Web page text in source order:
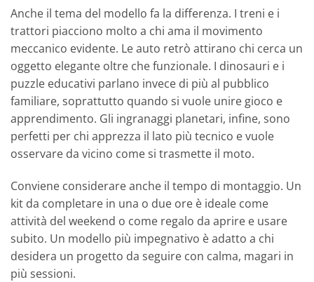
Anche il tema del modello fa la differenza. I treni e i
trattori piacciono molto a chi ama il movimento
meccanico evidente. Le auto retrò attirano chi cerca un
oggetto elegante oltre che funzionale. I dinosauri e i
puzzle educativi parlano invece di più al pubblico
familiare, soprattutto quando si vuole unire gioco e
apprendimento. Gli ingranaggi planetari, infine, sono
perfetti per chi apprezza il lato più tecnico e vuole
osservare da vicino come si trasmette il moto.
Conviene considerare anche il tempo di montaggio. Un
kit da completare in una o due ore è ideale come
attività del weekend o come regalo da aprire e usare
subito. Un modello più impegnativo è adatto a chi
desidera un progetto da seguire con calma, magari in
più sessioni.